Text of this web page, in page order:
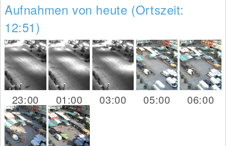
Aufnahmen von heute (Ortszeit:
12:51)
23:00 01:00 03:00 05:00 06:00